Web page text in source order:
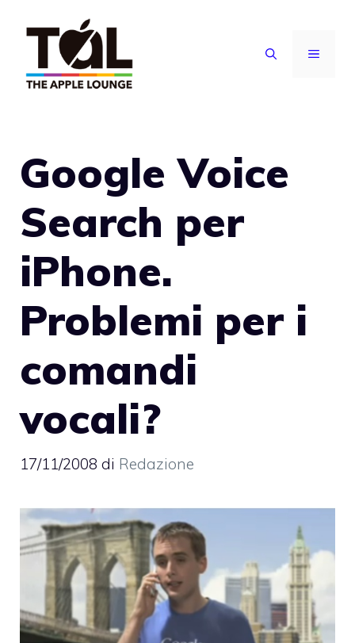
contenuto
MENU
Google Voice
Search per
iPhone.
Problemi per i
comandi
vocali?
17/11/2008 di Redazione